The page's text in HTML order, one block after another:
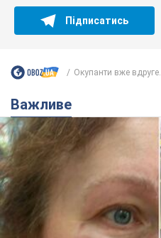
Підписатись
Окупанти вже вдруге...
Важливе